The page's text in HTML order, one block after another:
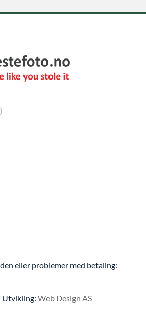
eller problemer med betaling:
Utvikling: Web Design AS